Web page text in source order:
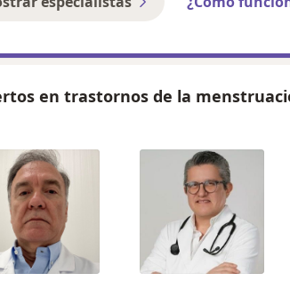
en trastornos de la